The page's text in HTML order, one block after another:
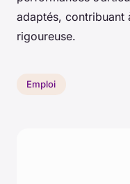
adaptés, contribuant
rigoureuse.
Emploi